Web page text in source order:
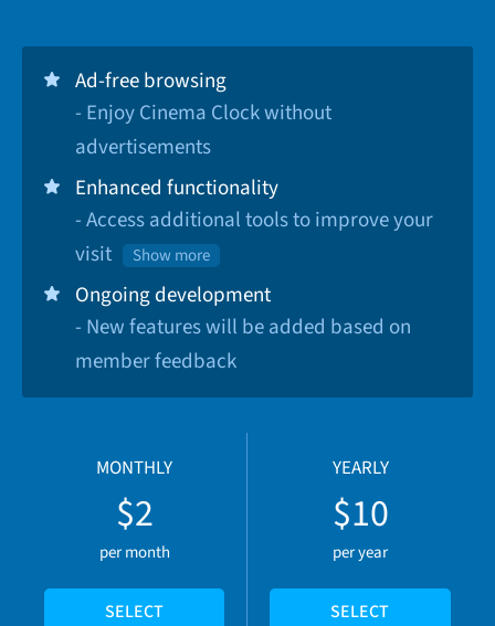
Ad-free browsing
- Enjoy Cinema Clock without
advertisements
Enhanced functionality
- Access additional tools to improve your
visit
Show more
Ongoing development
- New features will be added based on
member feedback
MONTHLY
$2
per month
SELECT
YEARLY
$10
per year
SELECT